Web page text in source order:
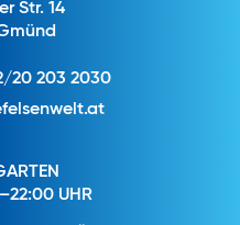
Str. 14
20 203 2030
UHR